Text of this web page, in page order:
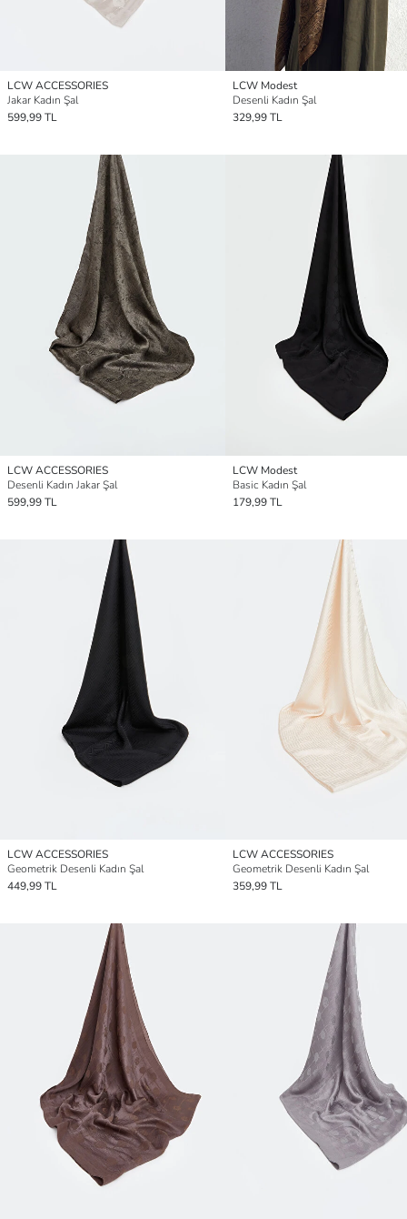
LCW ACCESSORIES
Jakar Kadın Şal
599,99 TL
LCW Modest
Desenli Kadın Şal
329,99 TL
LCW ACCESSORIES
Desenli Kadın Jakar Şal
599,99 TL
LCW Modest
Basic Kadın Şal
179,99 TL
LCW ACCESSORIES
Geometrik Desenli Kadın Şal
449,99 TL
LCW ACCESSORIES
Geometrik Desenli Kadın Şal
359,99 TL